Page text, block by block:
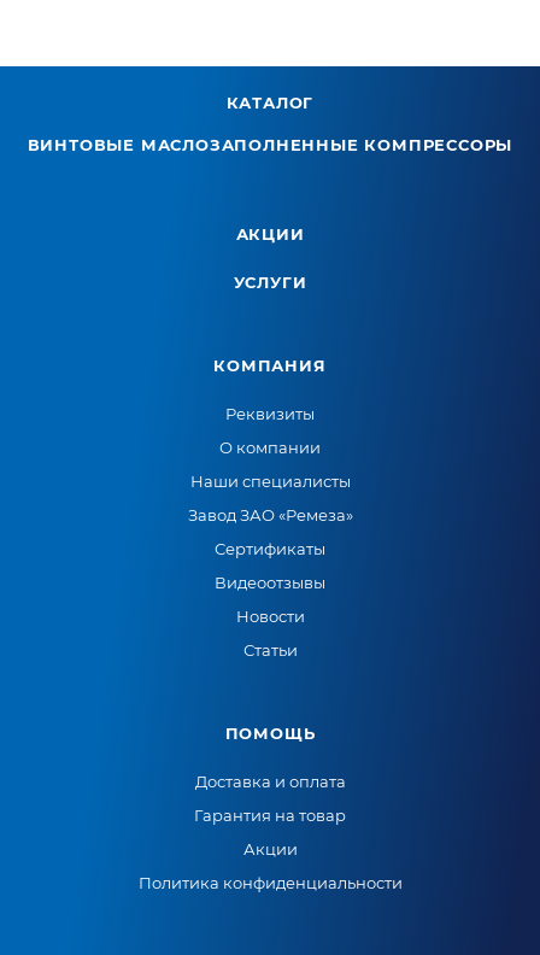
КАТАЛОГ
ВИНТОВЫЕ МАСЛОЗАПОЛНЕННЫЕ КОМПРЕССОРЫ
АКЦИИ
УСЛУГИ
КОМПАНИЯ
Реквизиты
О компании
Наши специалисты
Завод ЗАО «Ремеза»
Сертификаты
Видеоотзывы
Новости
Статьи
ПОМОЩЬ
Доставка и оплата
Гарантия на товар
Акции
Политика конфиденциальности